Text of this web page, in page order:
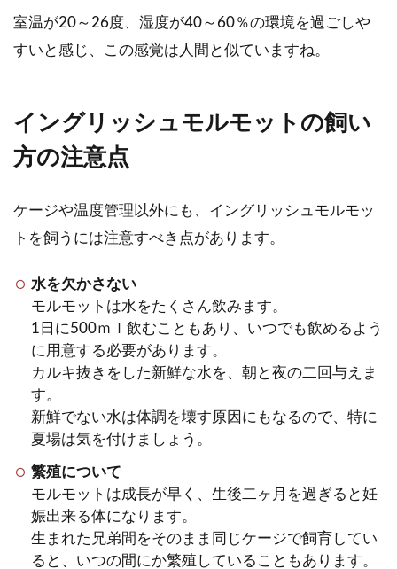
室温が20～26度、湿度が40～60％の環境を過ごしや
すいと感じ、この感覚は人間と似ていますね。
イングリッシュモルモットの飼い
方の注意点
ケージや温度管理以外にも、イングリッシュモルモッ
トを飼うには注意すべき点があります。
水を欠かさない
モルモットは水をたくさん飲みます。
1日に500ｍｌ飲むこともあり、いつでも飲めるよう
に用意する必要があります。
カルキ抜きをした新鮮な水を、朝と夜の二回与えま
す。
新鮮でない水は体調を壊す原因にもなるので、特に
夏場は気を付けましょう。
繁殖について
モルモットは成長が早く、生後二ヶ月を過ぎると妊
娠出来る体になります。
生まれた兄弟間をそのまま同じケージで飼育してい
ると、いつの間にか繁殖していることもあります。